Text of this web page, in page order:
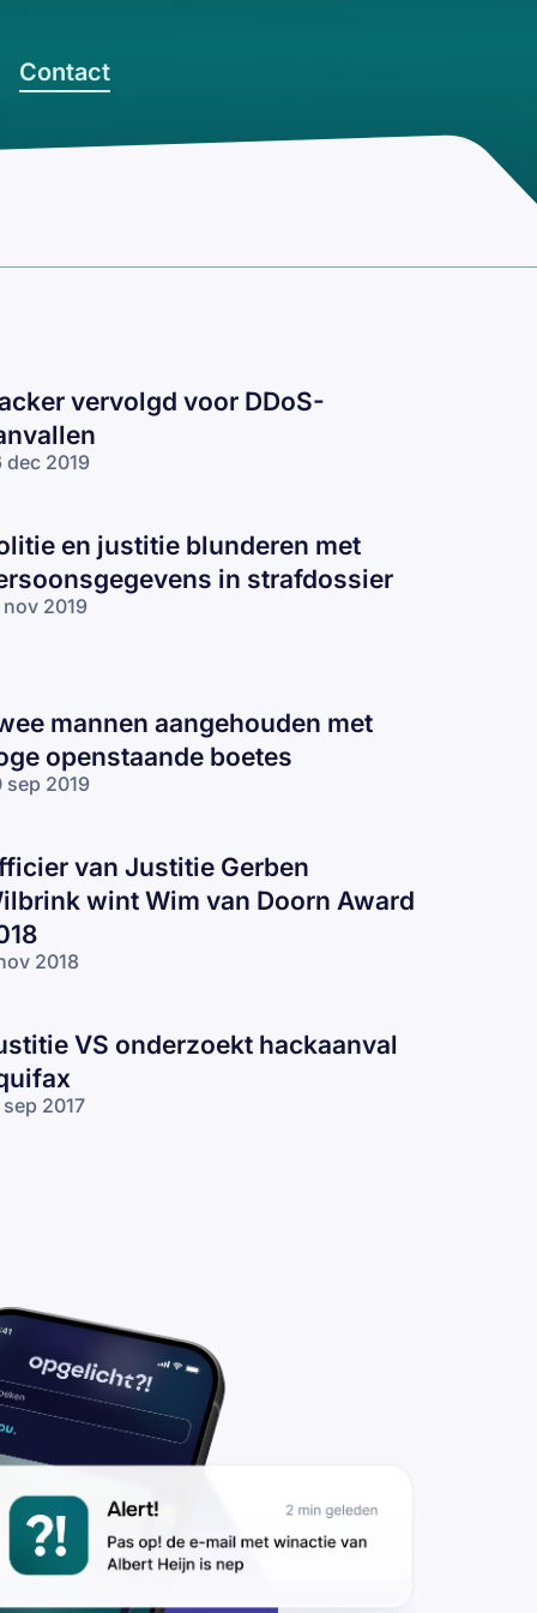
Contact
vervolgd voor DDoS-
dec 2019
en justitie blunderen met
in strafdossier
nov 2019
mannen aangehouden met
openstaande boetes
sep 2019
van Justitie Gerben
wint Wim van Doorn Award
2018
VS onderzoekt hackaanval
sep 2017